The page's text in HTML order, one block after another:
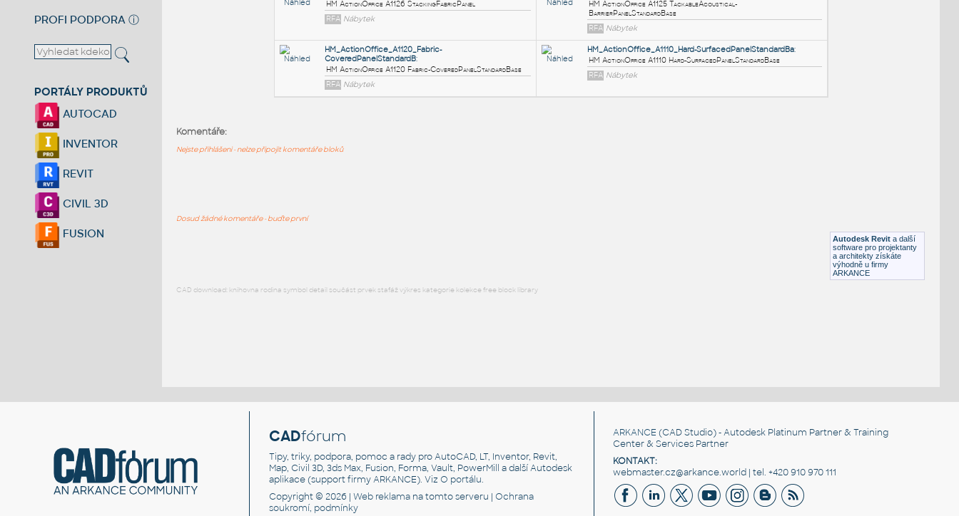
PROFI PODPORA ⓘ
PORTÁLY PRODUKTŮ
AUTOCAD
INVENTOR
REVIT
CIVIL 3D
FUSION Autodesk Revit a další
software pro projektanty
a architekty získáte
výhodně u firmy
ARKANCE
Komentáře:
Nejste přihlášeni - nelze připojit komentáře bloků
Dosud žádné komentáře - buďte první
CAD download: knihovna rodina symbol detail součást prvek stafáž výkres kategorie kolekce free block library
CADfórum
Tipy, triky, podpora, pomoc a rady pro AutoCAD, LT, Inventor, Revit,
Map, Civil 3D, 3ds Max, Fusion, Forma, Vault, PowerMill a další Autodesk
aplikace (support firmy ARKANCE). VizO portálu.
Copyright © 2026 |Web reklama na tomto serveru |Ochrana
soukromí, podmínky
ARKANCE (CAD Studio) - Autodesk Platinum Partner & Training
Center & Services Partner
KONTAKT:
webmaster.cz@arkance.world | tel. +420 910 970 111